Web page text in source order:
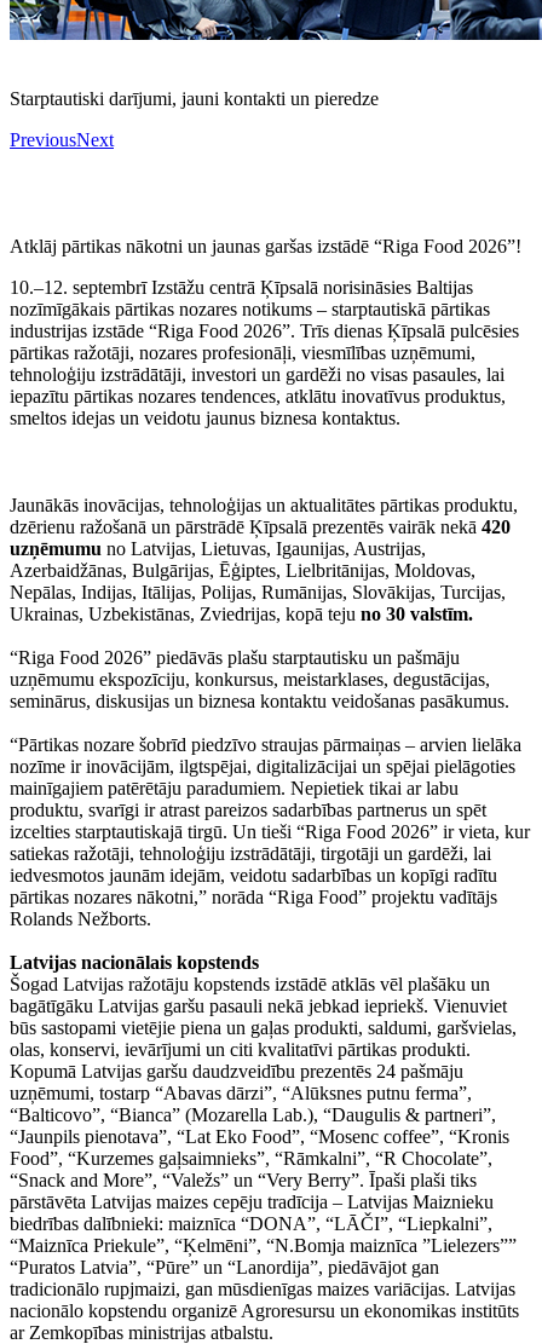
Starptautiski darījumi, jauni kontakti un pieredze
PreviousNext
Atklāj pārtikas nākotni un jaunas garšas izstādē “Riga Food 2026”!
10.–12. septembrī Izstāžu centrā Ķīpsalā norisināsies Baltijas
nozīmīgākais pārtikas nozares notikums – starptautiskā pārtikas
industrijas izstāde “Riga Food 2026”. Trīs dienas Ķīpsalā pulcēsies
pārtikas ražotāji, nozares profesionāļi, viesmīlības uzņēmumi,
tehnoloģiju izstrādātāji, investori un gardēži no visas pasaules, lai
iepazītu pārtikas nozares tendences, atklātu inovatīvus produktus,
smeltos idejas un veidotu jaunus biznesa kontaktus.
Jaunākās inovācijas, tehnoloģijas un aktualitātes pārtikas produktu,
dzērienu ražošanā un pārstrādē Ķīpsalā prezentēs vairāk nekā 420
uzņēmumu no Latvijas, Lietuvas, Igaunijas, Austrijas,
Azerbaidžānas, Bulgārijas, Ēģiptes, Lielbritānijas, Moldovas,
Nepālas, Indijas, Itālijas, Polijas, Rumānijas, Slovākijas, Turcijas,
Ukrainas, Uzbekistānas, Zviedrijas, kopā teju no 30 valstīm.
“Riga Food 2026” piedāvās plašu starptautisku un pašmāju
uzņēmumu ekspozīciju, konkursus, meistarklases, degustācijas,
seminārus, diskusijas un biznesa kontaktu veidošanas pasākumus.
“Pārtikas nozare šobrīd piedzīvo straujas pārmaiņas – arvien lielāka
nozīme ir inovācijām, ilgtspējai, digitalizācijai un spējai pielāgoties
mainīgajiem patērētāju paradumiem. Nepietiek tikai ar labu
produktu, svarīgi ir atrast pareizos sadarbības partnerus un spēt
izcelties starptautiskajā tirgū. Un tieši “Riga Food 2026” ir vieta, kur
satiekas ražotāji, tehnoloģiju izstrādātāji, tirgotāji un gardēži, lai
iedvesmotos jaunām idejām, veidotu sadarbības un kopīgi radītu
pārtikas nozares nākotni,” norāda “Riga Food” projektu vadītājs
Rolands Nežborts.
Latvijas nacionālais kopstends
Šogad Latvijas ražotāju kopstends izstādē atklās vēl plašāku un
bagātīgāku Latvijas garšu pasauli nekā jebkad iepriekš. Vienuviet
būs sastopami vietējie piena un gaļas produkti, saldumi, garšvielas,
olas, konservi, ievārījumi un citi kvalitatīvi pārtikas produkti.
Kopumā Latvijas garšu daudzveidību prezentēs 24 pašmāju
uzņēmumi, tostarp “Abavas dārzi”, “Alūksnes putnu ferma”,
“Balticovo”, “Bianca” (Mozarella Lab.), “Daugulis & partneri”,
“Jaunpils pienotava”, “Lat Eko Food”, “Mosenc coffee”, “Kronis
Food”, “Kurzemes gaļsaimnieks”, “Rāmkalni”, “R Chocolate”,
“Snack and More”, “Valežs” un “Very Berry”. Īpaši plaši tiks
pārstāvēta Latvijas maizes cepēju tradīcija – Latvijas Maiznieku
biedrības dalībnieki: maiznīca “DONA”, “LĀČI”, “Liepkalni”,
“Maiznīca Priekule”, “Ķelmēni”, “N.Bomja maiznīca ”Lielezers””
“Puratos Latvia”, “Pūre” un “Lanordija”, piedāvājot gan
tradicionālo rupjmaizi, gan mūsdienīgas maizes variācijas. Latvijas
nacionālo kopstendu organizē Agroresursu un ekonomikas institūts
ar Zemkopības ministrijas atbalstu.